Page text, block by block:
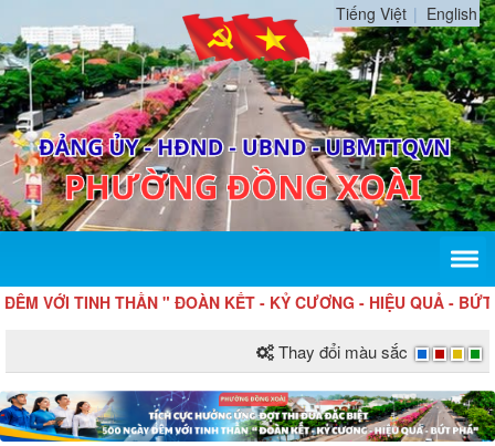
Tiếng Việt English
TINH THẦN " ĐOÀN KẾT - KỶ CƯƠNG - HIỆU QUẢ - BỨT PHÁ "
Thay đổi màu sắc